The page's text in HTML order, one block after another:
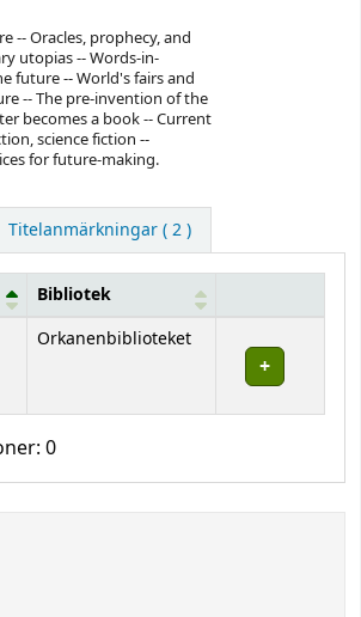
-- Oracles, prophecy, and
utopias -- Words-in-
future -- World's fairs and
-- The pre-invention of the
becomes a book -- Current
science fiction --
for future-making.
Titelanmärkningar ( 2 )
Bibliotek
Orkanenbiblioteket
0